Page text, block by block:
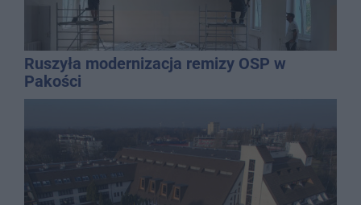
Ruszyła modernizacja remizy OSP w
Pakości